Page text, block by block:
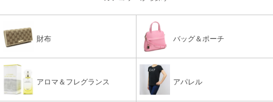
財布 バッグ＆ポーチ
アロマ＆フレグランス アパレル